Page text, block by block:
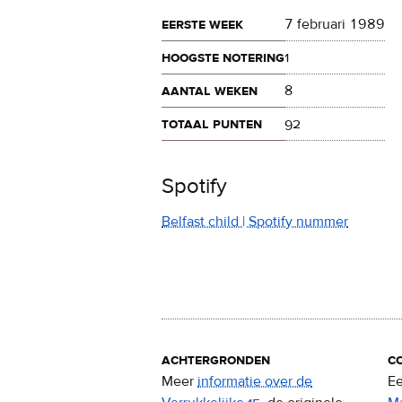
eerste week
7 februari 1989
hoogste notering1
aantal weken
8
totaal punten
92
Spotify
Belfast child | Spotify nummer
achtergronden
Meer informatie over de